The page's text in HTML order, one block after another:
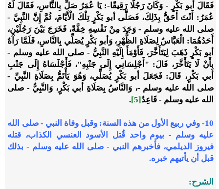
فَقَالَ أبو بَكْرٍ - وَكَانَ رَجُلًا رَقِيقًا-: يَا عُمَرُ صَلِّ بِالنَّاسِ، فَقَالَ لَهُ
عُمَرُ: أَنْتَ أَحَقُّ بِذَلِكَ، فَصَلَّى أبو بَكْرٍ تِلْكَ الْأَيَّامَ، ثُمَّ إِنَّ النَّبِيَّ -
صلى الله عليه وسلم - وَجَدَ مِنْ نَفْسِهِ خِفَّةً، فَخَرَجَ بَيْنَ رَجُلَيْنِ،
أَحَدُهُمَا: الْعَبَّاسُ لِصَلَاةِ الظُّهْرِ، وَأبو بَكْرٍ يُصَلِّي بِالنَّاسِ، فَلَمَّا رَآهُ
أبو بَكْرٍ ذَهَبَ لِيَتَأَخَّرَ، فَأَوْمَأَ إِلَيْهِ النَّبِيُّ - صلى الله عليه وسلم -
بِأَنْ لَا يَتَأَخَّرَ، قَالَ: "أَجْلِسَانِي إِلَى جَنْبِهِ"، فَأَجْلَسَاهُ إِلَى جَنْبِ
أبي بَكْرٍ، قَالَ: فَجَعَلَ أبو بَكْرٍ يُصَلِّي، وَهُوَ يَأْتَمُّ بِصَلَاةِ النَّبِيِّ -
صلى الله عليه وسلم -، وَالنَّاسُ بِصَلَاةِ أبي بَكْرٍ، وَالنَّبِيُّ - صلى
الله عليه وسلم - قَاعِدٌ[5]
.
10- وفي ربيع الأول من هذه السنة: وقبل وفاة النبي - صلى الله
عليه وسلم - بيوم واحد قُتل الأسود العنسي الكذاب، قتله
فيروز الديلمي، فأخبرهم النبي - صلى الله عليه وسلم - بذلك
قبل أن يأتيهم خبره.
الشرح: